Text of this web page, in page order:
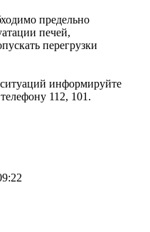
предельно
печей,
перегрузки
информируйте
112, 101.